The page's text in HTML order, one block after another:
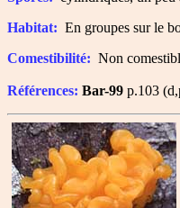
Habitat: En groupes sur le
Comestibilité: Non
Références: Bar-99 p.103